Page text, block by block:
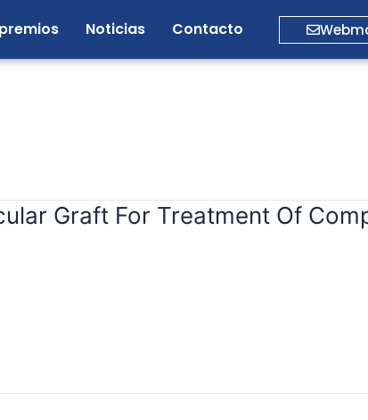
Noticias Contacto
Graft For Treatment Of